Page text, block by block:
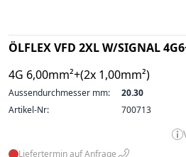
ÖLFLEX VFD 2XL W/SIGNAL
4G 6,00mm²+(2x 1,00mm²)
Aussendurchmesser mm:
20.30
Artikel-Nr:
700713
Liefertermin auf Anfrage